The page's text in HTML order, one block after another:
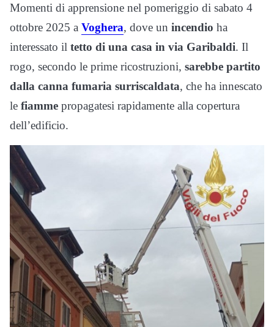
Momenti di apprensione nel pomeriggio di sabato 4
ottobre 2025 a Voghera, dove un incendio ha
interessato il tetto di una casa in via Garibaldi. Il
rogo, secondo le prime ricostruzioni, sarebbe partito
dalla canna fumaria surriscaldata, che ha innescato
le fiamme propagatesi rapidamente alla copertura
dell’edificio.